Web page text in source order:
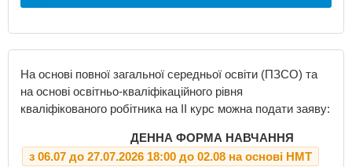
На основі повної загальної середньої освіти (ПЗСО) та
на основі освітньо-квалiфiкацiйного рiвня
квалiфiкованого робiтника на ІІ курс можна подати заяву:
ДЕННА ФОРМА НАВЧАННЯ
з 06.07 до 27.07.2026 18:00 до 02.08 на основі НМТ